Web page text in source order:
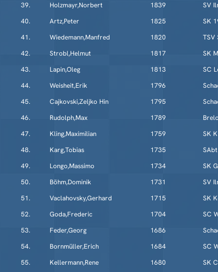
39.
Holzmayr,Norbert 1839
SV
40.
Artz,Peter 1825
SK
41.
Wiedemann,Manfred 1820
TSV
42.
Strobl,Helmut 1817
SK
43.
Lapin,Oleg 1813
SC
44.
Weisheit,Erik 1796
45.
Cajkovski,Zeljko Hin 1795
46.
Rudolph,Max 1789
47.
Kling,Maximilian 1759
SK
48.
Karg,Tobias 1735
49.
Longo,Massimo 1734
SK
50.
Böhm,Dominik 1731
SV
51.
Vaclahovsky,Gerhard 1715
SK
52.
Goda,Frederic 1704
SC
53.
Feder,Georg 1686
54.
Bornmüller,Erich 1684
SC
55.
Kellermann,Rene 1680
SK